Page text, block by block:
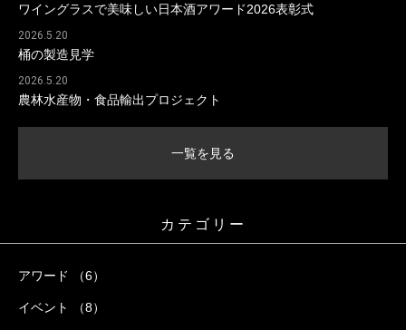
ワイングラスで美味しい日本酒アワード2026表彰式
2026.5.20
桶の製造見学
2026.5.20
農林水産物・食品輸出プロジェクト
一覧を見る
カテゴリー
アワード （6）
イベント （8）